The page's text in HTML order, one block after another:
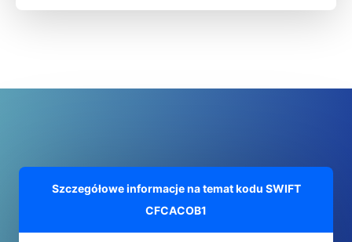
Szczegółowe informacje na temat kodu SWIFT
CFCACOB1